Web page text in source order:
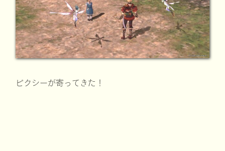
ピクシーが寄ってきた！